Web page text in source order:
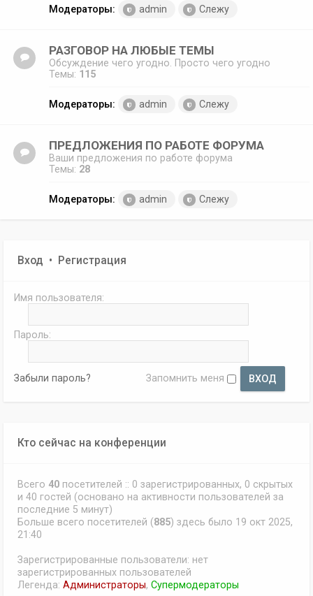
Модераторы: admin Слежу
РАЗГОВОР НА ЛЮБЫЕ ТЕМЫ
Обсуждение чего угодно. Просто чего угодно
Темы: 115
Модераторы: admin Слежу
ПРЕДЛОЖЕНИЯ ПО РАБОТЕ ФОРУМА
Ваши предложения по работе форума
Темы: 28
Модераторы: admin Слежу
Вход • Регистрация
Имя пользователя:
Пароль:
Забыли пароль? Запомнить меня
Кто сейчас на конференции
Всего 40 посетителей :: 0 зарегистрированных, 0 скрытых
и 40 гостей (основано на активности пользователей за
последние 5 минут)
Больше всего посетителей (885) здесь было 19 окт 2025,
21:40
Зарегистрированные пользователи: нет
зарегистрированных пользователей
Легенда: Администраторы, Супермодераторы